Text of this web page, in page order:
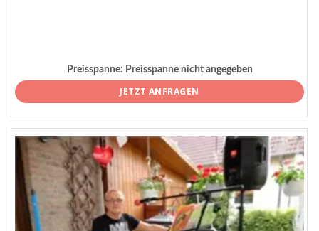
Preisspanne: Preisspanne nicht angegeben
JETZT ANFRAGEN